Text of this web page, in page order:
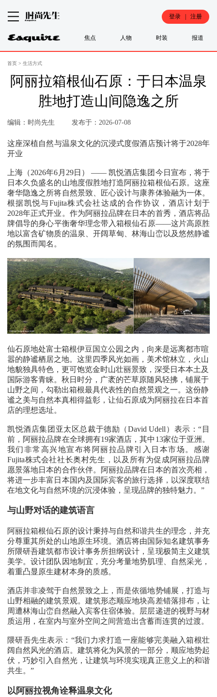
登录 | 注册
焦点 人物 时装 报道
首页 > 生活方式
阿丽拉箱根仙石原：于日本温泉
胜地打造山间隐逸之所
编辑：时尚先生 发布于：2026-07-08
这座深植自然与温泉文化的沉浸式度假酒店预计将于2028年
开业
上海（2026年6月29日） —— 凯悦酒店集团今日宣布，将于
日本久负盛名的山地度假胜地打造阿丽拉箱根仙石原。这座
奢华隐逸之所将自然景致、匠心设计与康养体验融为一体。
根据凯悦与Fujita株式会社达成的合作协议，酒店计划于
2028年正式开业。作为阿丽拉品牌在日本的首秀，酒店将品
牌倡导的身心平衡奢华理念带入箱根仙石原——这片高原胜
地以富含矿物质的温泉、开阔草甸、林海山峦以及悠然静谧
的氛围而闻名。
仙石原地处富士箱根伊豆国立公园之内，向来是远离都市喧
嚣的静谧栖居之地。这里四季风光如画，美术馆林立，火山
地貌独具特色，更可饱览金时山壮丽景致，深受日本本土及
国际游客青睐。秋日时分，广袤的芒草原随风轻拂，铺展于
山野之间，勾勒出箱根最具代表性的自然景观之一。这份静
谧之美与自然本真相得益彰，让仙石原成为阿丽拉在日本首
店的理想选址。
凯悦酒店集团亚太区总裁于德励（David Udell）表示：“目
前，阿丽拉品牌在全球拥有19家酒店，其中13家位于亚洲。
我们非常高兴地宣布将阿丽拉品牌引入日本市场。感谢
Fujita株式会社社长奥村先生，以及所有为促成阿丽拉品牌
愿景落地日本的合作伙伴。阿丽拉品牌在日本的首次亮相，
将进一步丰富日本国内及国际宾客的旅行选择，以深度联结
在地文化与自然环境的沉浸体验，呈现品牌的独特魅力。”
与山野对话的建筑语言
阿丽拉箱根仙石原的设计秉持与自然和谐共生的理念，并充
分尊重其所处的山地原生环境。酒店将由国际知名建筑事务
所隈研吾建筑都市设计事务所担纲设计，呈现极简主义建筑
美学。设计团队因地制宜，充分考量地势肌理、自然采光，
着重凸显原生建材本身的质感。
酒店并非凌驾于自然景致之上，而是依循地势铺展，打造与
山野相融的建筑景观。建筑形态顺应地块高差错落排布，让
周遭林海山峦自然融入宾客住宿体验。层层递进的视野与材
质运用，在室内与室外空间之间营造出含蓄而连贯的过渡。
隈研吾先生表示：“我们力求打造一座能够完美融入箱根壮
阔自然风光的酒店。建筑将化为风景的一部分，顺应地势起
伏，巧妙引入自然光，让建筑与环境实现真正意义上的和谐
共生。”
以阿丽拉视角诠释温泉文化